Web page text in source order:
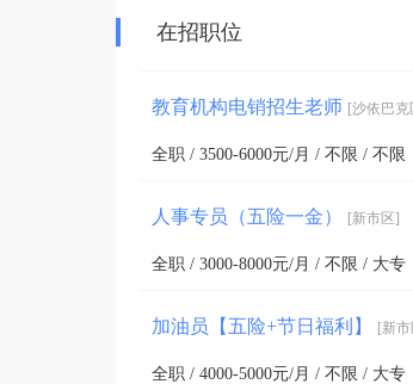
在招职位
教育机构电销招生老师 [沙依巴克
全职 / 3500-6000元/月 / 不限 / 不限
人事专员（五险一金） [新市区]
全职 / 3000-8000元/月 / 不限 / 大专
加油员【五险+节日福利】 [新市
全职 / 4000-5000元/月 / 不限 / 大专